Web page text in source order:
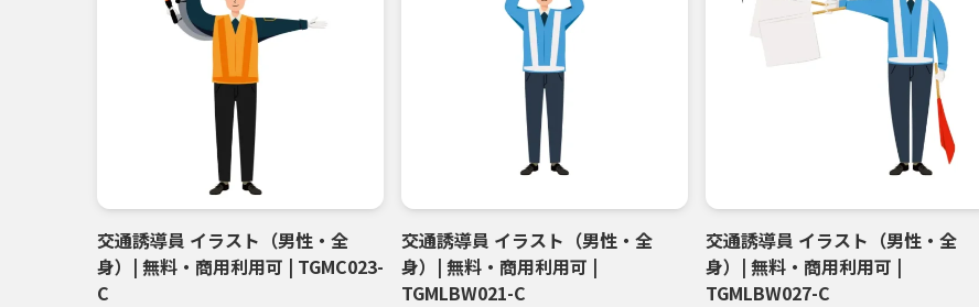
交通誘導員 イラスト（男性・全
身）| 無料・商用利用可 | TGMC023-
C
交通誘導員 イラスト（男性・全
身）| 無料・商用利用可 |
TGMLBW021-C
交通誘導員 イラスト（男性・全
身）| 無料・商用利用可 |
TGMLBW027-C